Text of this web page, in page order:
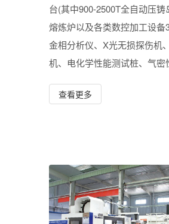
台(其中900-2500T全自动压
熔炼炉以及各类数控加工设备
金相分析仪、X光无损探伤机
机、电化学性能测试桩、气密
查看更多